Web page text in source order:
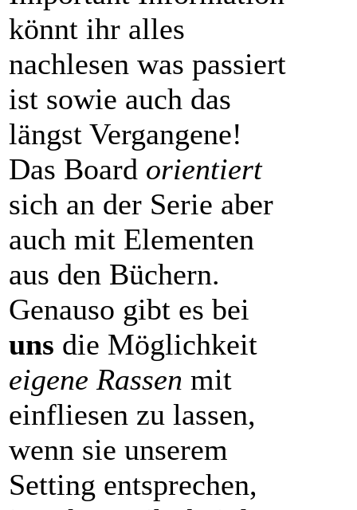
könnt ihr alles
nachlesen was passiert
ist sowie auch das
längst Vergangene!
Das Board orientiert
sich an der Serie aber
auch mit Elementen
aus den Büchern.
Genauso gibt es bei
uns die Möglichkeit
eigene Rassen mit
einfliesen zu lassen,
wenn sie unserem
Setting entsprechen,